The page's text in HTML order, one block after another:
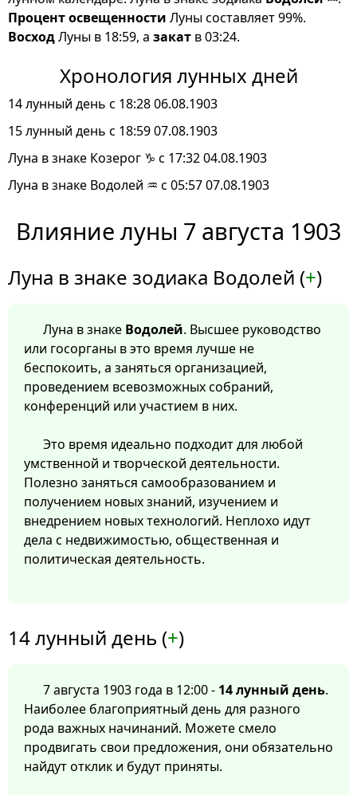
Процент освещенности Луны составляет 99%.
ВосходЛуны в 18:59, а закат в 03:24.
Хронология лунных дней
14 лунный день с 18:28 06.08.1903
15 лунный день с 18:59 07.08.1903
Луна в знаке Козерог ♑ с 17:32 04.08.1903
Луна в знаке Водолей ♒ с 05:57 07.08.1903
Влияние луны 7 августа 1903
Луна в знаке зодиака Водолей (+)
Луна в знаке Водолей. Высшее руководство
или госорганы в это время лучше не
беспокоить, а заняться организацией,
проведением всевозможных собраний,
конференций или участием в них.
Это время идеально подходит для любой
умственной и творческой деятельности.
Полезно заняться самообразованием и
получением новых знаний, изучением и
внедрением новых технологий. Неплохо идут
дела с недвижимостью, общественная и
политическая деятельность.
14 лунный день (+)
7 августа 1903 года в 12:00 - 14 лунный день.
Наиболее благоприятный день для разного
рода важных начинаний. Можете смело
продвигать свои предложения, они обязательно
найдут отклик и будут приняты.